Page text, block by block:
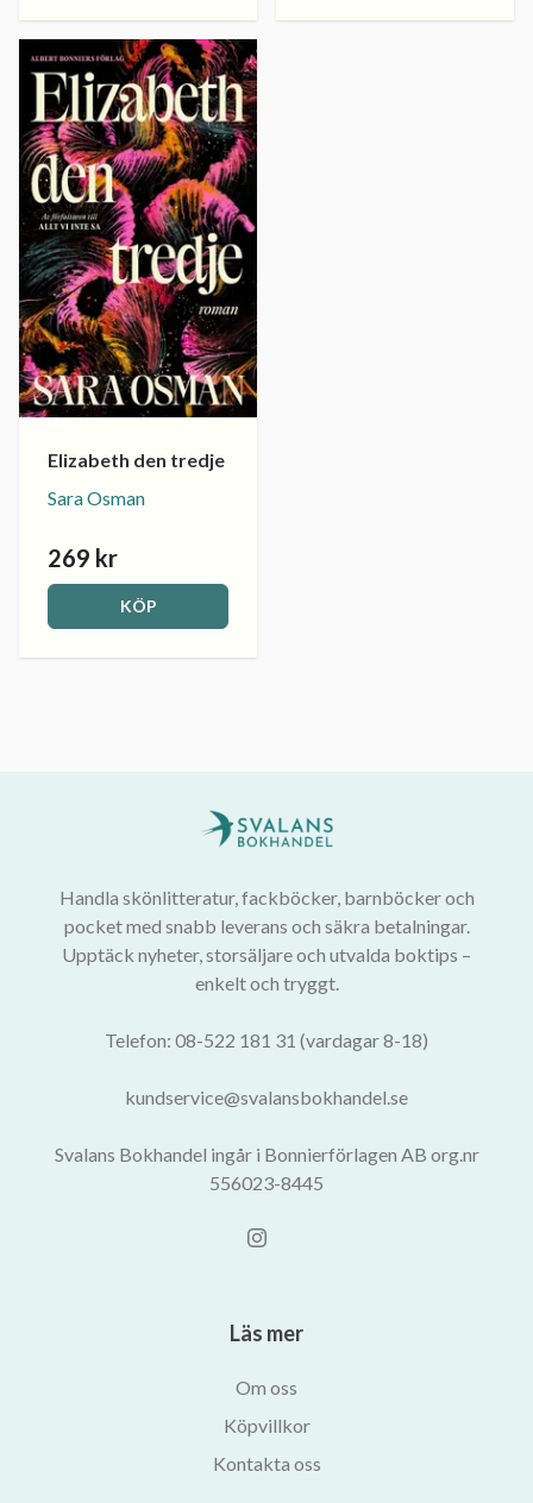
Elizabeth den tredje
Sara Osman
269 kr
KÖP
Handla skönlitteratur, fackböcker, barnböcker och
pocket med snabb leverans och säkra betalningar.
Upptäck nyheter, storsäljare och utvalda boktips –
enkelt och tryggt.
Telefon: 08-522 181 31 (vardagar 8-18)
kundservice@svalansbokhandel.se
Svalans Bokhandel ingår i Bonnierförlagen AB org.nr
556023-8445
Läs mer
Om oss
Köpvillkor
Kontakta oss